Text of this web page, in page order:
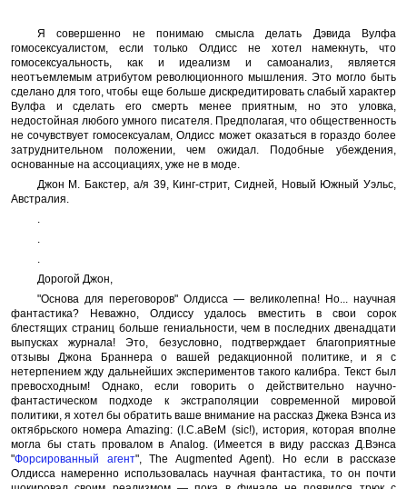
Я совершенно не понимаю смысла делать Дэвида Вулфа
гомосексуалистом, если только Олдисс не хотел намекнуть, что
гомосексуальность, как и идеализм и самоанализ, является
неотъемлемым атрибутом революционного мышления. Это могло быть
сделано для того, чтобы еще больше дискредитировать слабый характер
Вулфа и сделать его смерть менее приятным, но это уловка,
недостойная любого умного писателя. Предполагая, что общественность
не сочувствует гомосексуалам, Олдисс может оказаться в гораздо более
затруднительном положении, чем ожидал. Подобные убеждения,
основанные на ассоциациях, уже не в моде.
Джон М. Бакстер, а/я 39, Кинг-стрит, Сидней, Новый Южный Уэльс,
Австралия.
.
.
.
Дорогой Джон,
"Основа для переговоров" Олдисса — великолепна! Но... научная
фантастика? Неважно, Олдиссу удалось вместить в свои сорок
блестящих страниц больше гениальности, чем в последних двенадцати
выпусках журнала! Это, безусловно, подтверждает благоприятные
отзывы Джона Браннера о вашей редакционной политике, и я с
нетерпением жду дальнейших экспериментов такого калибра. Текст был
превосходным! Однако, если говорить о действительно научно-
фантастическом подходе к экстраполяции современной мировой
политики, я хотел бы обратить ваше внимание на рассказ Джека Вэнса из
октябрьского номера Amazing: (I.C.aBeM (sic!), история, которая вполне
могла бы стать провалом в Analog. (Имеется в виду рассказ Д.Вэнса
"Форсированный агент", The Augmented Agent). Но если в рассказе
Олдисса намеренно использовалась научная фантастика, то он почти